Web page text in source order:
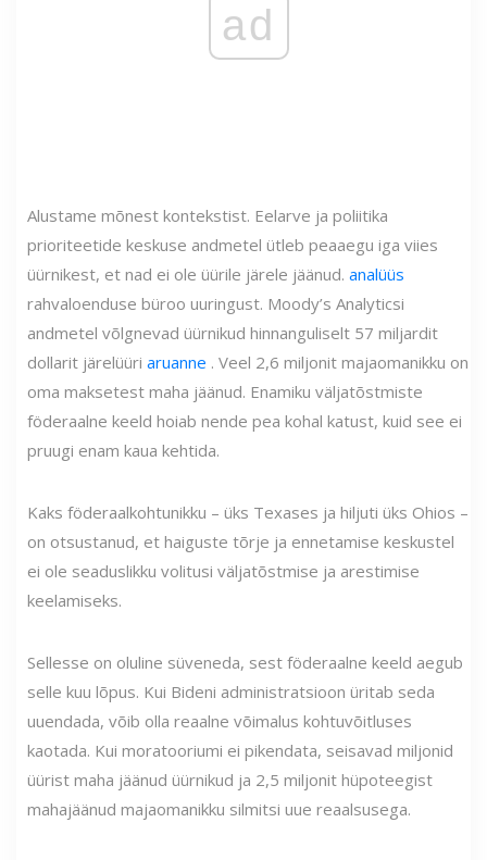
ad
Alustame mõnest kontekstist. Eelarve ja poliitika
prioriteetide keskuse andmetel ütleb peaaegu iga viies
üürnikest, et nad ei ole üürile järele jäänud. analüüs
rahvaloenduse büroo uuringust. Moody’s Analyticsi
andmetel võlgnevad üürnikud hinnanguliselt 57 miljardit
dollarit järelüüri aruanne . Veel 2,6 miljonit majaomanikku on
oma maksetest maha jäänud. Enamiku väljatõstmiste
föderaalne keeld hoiab nende pea kohal katust, kuid see ei
pruugi enam kaua kehtida.
Kaks föderaalkohtunikku – üks Texases ja hiljuti üks Ohios –
on otsustanud, et haiguste tõrje ja ennetamise keskustel
ei ole seaduslikku volitusi väljatõstmise ja arestimise
keelamiseks.
Sellesse on oluline süveneda, sest föderaalne keeld aegub
selle kuu lõpus. Kui Bideni administratsioon üritab seda
uuendada, võib olla reaalne võimalus kohtuvõitluses
kaotada. Kui moratooriumi ei pikendata, seisavad miljonid
üürist maha jäänud üürnikud ja 2,5 miljonit hüpoteegist
mahajäänud majaomanikku silmitsi uue reaalsusega.